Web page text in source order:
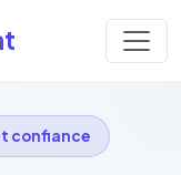
confiance